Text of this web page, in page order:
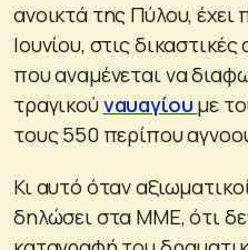
ανοικτά της Πύλου,
Ιουνίου, στις
που αναμένεται να
τραγικούναυαγίου με
τους 550 περίπου
Κι αυτό όταν
δηλώσει στα ΜΜΕ, ότι